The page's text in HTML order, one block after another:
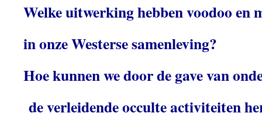
Welke uitwerking hebben voodoo en
in onze Westerse samenleving?
Hoe kunnen we door de gave van
de verleidende occulte activiteiten